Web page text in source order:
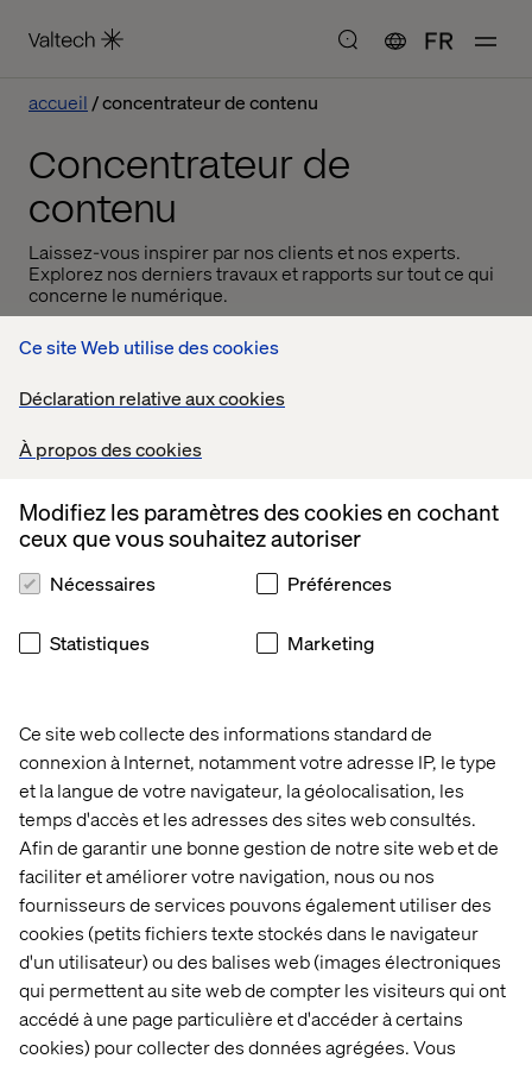
Ce site Web utilise des cookies
Déclaration relative aux cookies
À propos des cookies
Ce site web collecte des informations standard de
connexion à Internet, notamment votre adresse IP, le type
et la langue de votre navigateur, la géolocalisation, les
temps d'accès et les adresses des sites web consultés.
Afin de garantir une bonne gestion de notre site web et de
faciliter et améliorer votre navigation, nous ou nos
fournisseurs de services pouvons également utiliser des
cookies (petits fichiers texte stockés dans le navigateur
d'un utilisateur) ou des balises web (images électroniques
qui permettent au site web de compter les visiteurs qui ont
accédé à une page particulière et d'accéder à certains
cookies) pour collecter des données agrégées. Vous
Modifiez les paramètres des cookies en cochant
ceux que vous souhaitez autoriser
Nécessaires Préférences
Statistiques Marketing
FR
accueil concentrateur de contenu
Concentrateur de
contenu
Laissez-vous inspirer par nos clients et nos experts.
Explorez nos derniers travaux et rapports sur tout ce qui
concerne le numérique.
Accueil
À propos
Bureaux
Carrières